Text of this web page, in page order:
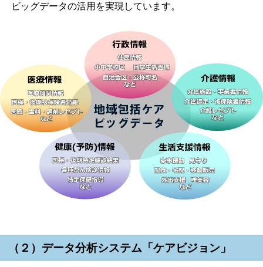
ビッグデータの活用を実現しています。
（２）データ分析システム「ケアビジョン」